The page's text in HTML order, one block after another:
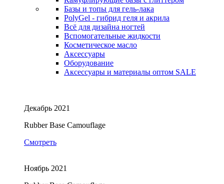
Базы и топы для гель-лака
PolyGel - гибрид геля и акрила
Всё для дизайна ногтей
Вспомогательные жидкости
Косметическое масло
Аксессуары
Оборудование
Аксессуары и материалы оптом SALE
Декабрь 2021
Rubber Base Camouflage
Смотреть
Ноябрь 2021